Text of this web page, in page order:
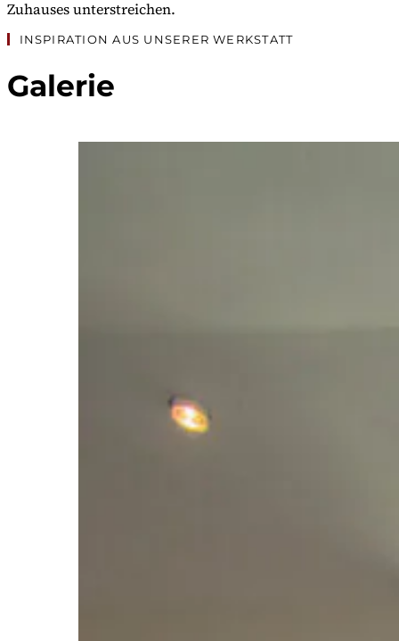
Zuhauses unterstreichen.
Galerie
INSPIRATION AUS UNSERER WERKSTATT